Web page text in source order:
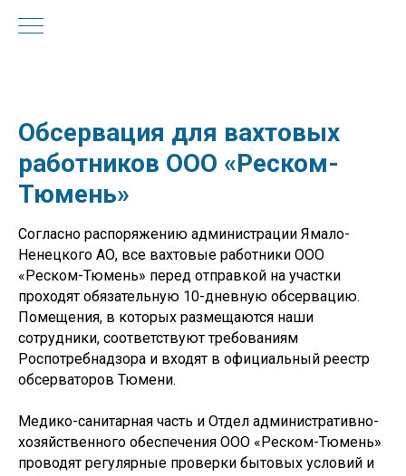
Обсервация для вахтовых
работников ООО «Реском-
Тюмень»
Согласно распоряжению администрации Ямало-
Ненецкого АО, все вахтовые работники ООО
«Реском-Тюмень» перед отправкой на участки
проходят обязательную 10-дневную обсервацию.
Помещения, в которых размещаются наши
сотрудники, соответствуют требованиям
Роспотребнадзора и входят в официальный реестр
обсерваторов Тюмени.
Медико-санитарная часть и Отдел административно-
хозяйственного обеспечения ООО «Реском-Тюмень»
проводят регулярные проверки бытовых условий и